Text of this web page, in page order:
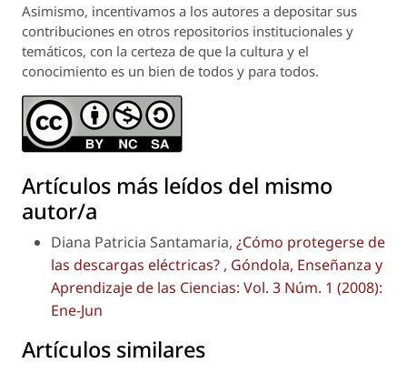
Asimismo, incentivamos a los autores a depositar sus
contribuciones en otros repositorios institucionales y
temáticos, con la certeza de que la cultura y el
conocimiento es un bien de todos y para todos.
Artículos más leídos del mismo
autor/a
Diana Patricia Santamaria, ¿Cómo protegerse de
las descargas eléctricas? , Góndola, Enseñanza y
Aprendizaje de las Ciencias: Vol. 3 Núm. 1 (2008):
Ene-Jun
Artículos similares